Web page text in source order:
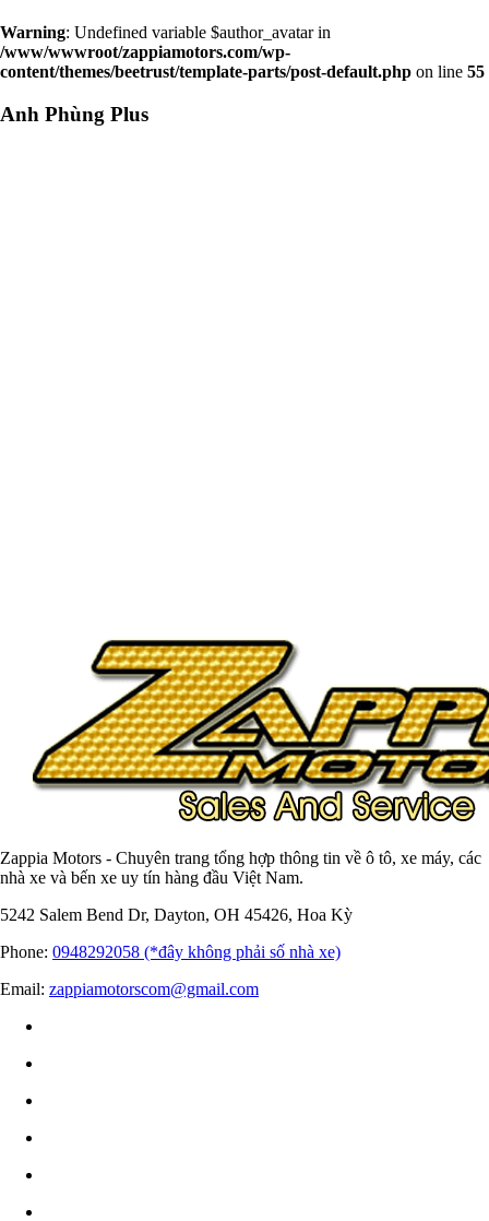
Warning: Undefined variable $author_avatar in
/www/wwwroot/zappiamotors.com/wp-
content/themes/beetrust/template-parts/post-default.php on line 55
Anh Phùng Plus
Zappia Motors - Chuyên trang tổng hợp thông tin về ô tô, xe máy, các
nhà xe và bến xe uy tín hàng đầu Việt Nam.
5242 Salem Bend Dr, Dayton, OH 45426, Hoa Kỳ
Phone: 0948292058 (*đây không phải số nhà xe)
Email: zappiamotorscom@gmail.com